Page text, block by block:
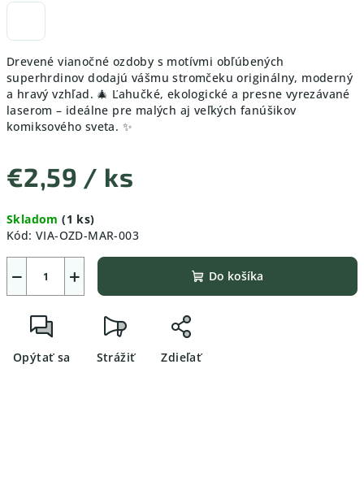
Drevené vianočné ozdoby s motívmi obľúbených
superhrdinov dodajú vášmu stromčeku originálny, moderný
a hravý vzhľad. 🎄 Ľahučké, ekologické a presne vyrezávané
laserom – ideálne pre malých aj veľkých fanúšikov
komiksového sveta. ✨
€2,59 / ks
cena:
Skladom(1 ks)
Kód: VIA-OZD-MAR-003
+
− Do košíka
Opýtať sa Strážiť Zdieľať